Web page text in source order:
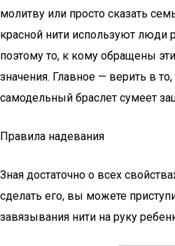
молитву или просто сказать
красной нити используют люди
поэтому то, к кому обращены
значения. Главное — верить в
самодельный браслет сумеет
Правила надевания
Зная достаточно о всех
сделать его, вы можете
завязывания нити на руку